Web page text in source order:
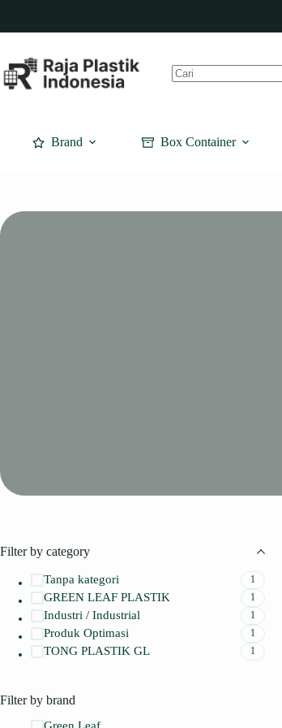
content
Brand Box Container
Filter by category
Tanpa kategori 1
GREEN LEAF PLASTIK 1
Industri / Industrial 1
Produk Optimasi 1
TONG PLASTIK GL 1
Filter by brand